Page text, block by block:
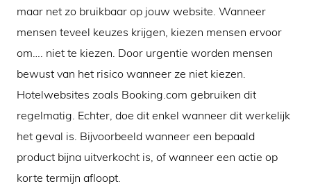
maar net zo bruikbaar op jouw website. Wanneer
mensen teveel keuzes krijgen, kiezen mensen ervoor
om…. niet te kiezen. Door urgentie worden mensen
bewust van het risico wanneer ze niet kiezen.
Hotelwebsites zoals Booking.com gebruiken dit
regelmatig. Echter, doe dit enkel wanneer dit werkelijk
het geval is. Bijvoorbeeld wanneer een bepaald
product bijna uitverkocht is, of wanneer een actie op
korte termijn afloopt.